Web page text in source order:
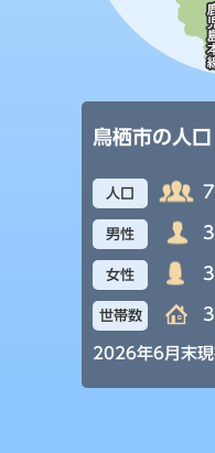
鳥栖市の人
人口
男性
女性
世帯数
2026年6月末